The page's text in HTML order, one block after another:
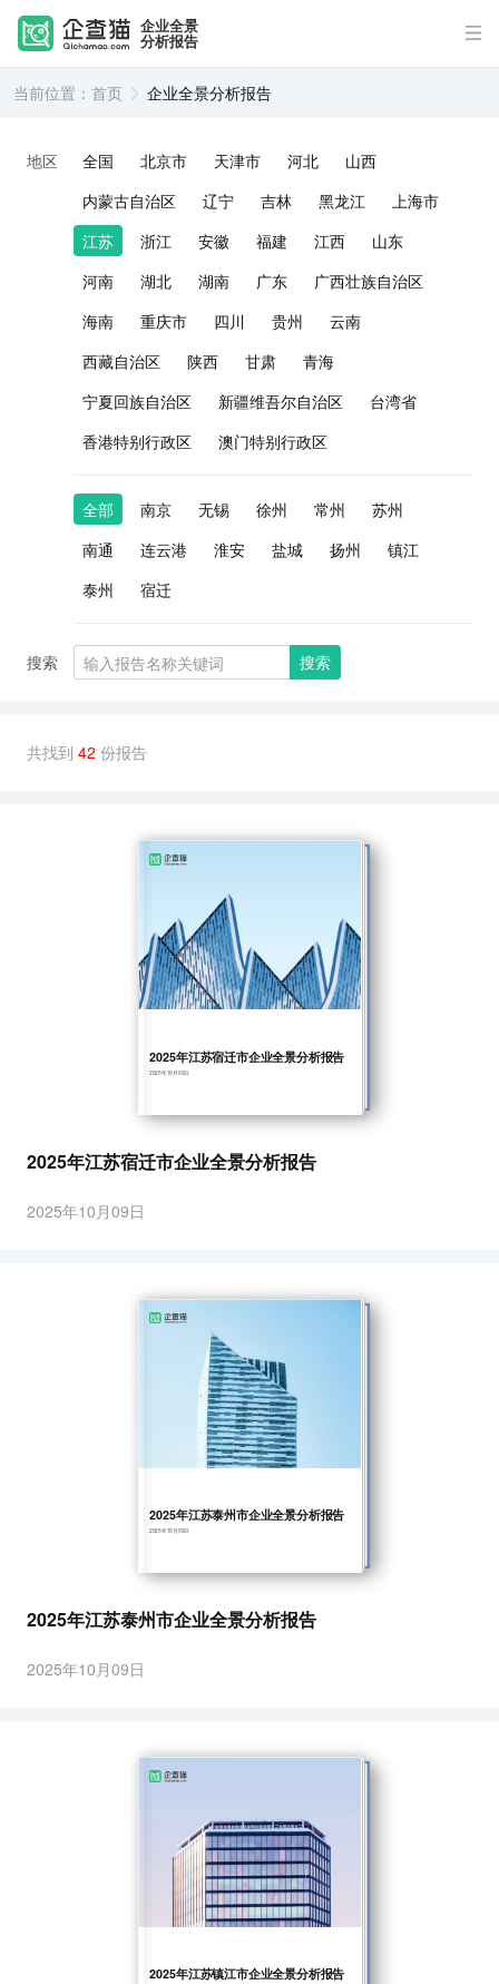
企业全景
分析报告
当前位置： 首页 企业全景分析报告
地区 全国 北京市 天津市 河北
山西
内蒙古自治区
辽宁 吉林 黑龙江
上海市
江苏
浙江 安徽 福建 江西
山东
河南
湖北 湖南 广东
广西壮族自治区
海南
重庆市 四川 贵州
云南
西藏自治区
陕西 甘肃
青海
宁夏回族自治区
新疆维吾尔自治区
台湾省
香港特别行政区
澳门特别行政区
全部 南京 无锡 徐州 常州
苏州
南通
连云港 淮安 盐城 扬州
镇江
泰州
宿迁
搜索 搜索
共找到 42 份报告
2025年江苏宿迁市企业全景分析报告
2025年10月09日
2025年江苏宿迁市企业全景分析报告
2025年10月09日
2025年江苏泰州市企业全景分析报告
2025年10月09日
2025年江苏泰州市企业全景分析报告
2025年10月09日
2025年江苏镇江市企业全景分析报告